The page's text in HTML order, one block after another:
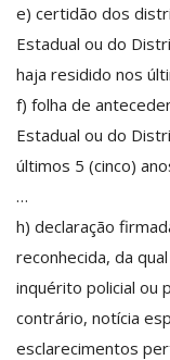
e) certidão dos
Estadual ou do
haja residido nos
f) folha de
Estadual ou do
últimos 5 (cinco)
…
h) declaração
reconhecida, da
inquérito policial ou
contrário, notícia
esclarecimentos